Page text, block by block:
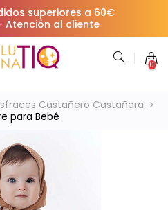
superiores a 60€
Atención al cliente
0
Castañero Castañera
para Bebé